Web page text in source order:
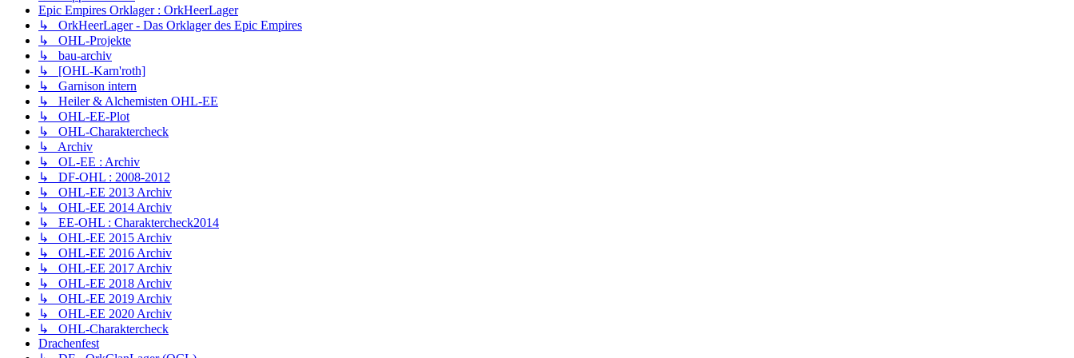
Epic Empires Orklager : OrkHeerLager
↳ OrkHeerLager - Das Orklager des Epic Empires
↳ OHL-Projekte
↳ bau-archiv
↳ [OHL-Karn'roth]
↳ Garnison intern
↳ Heiler & Alchemisten OHL-EE
↳ OHL-EE-Plot
↳ OHL-Charaktercheck
↳ Archiv
↳ OL-EE : Archiv
↳ DF-OHL : 2008-2012
↳ OHL-EE 2013 Archiv
↳ OHL-EE 2014 Archiv
↳ EE-OHL : Charaktercheck2014
↳ OHL-EE 2015 Archiv
↳ OHL-EE 2016 Archiv
↳ OHL-EE 2017 Archiv
↳ OHL-EE 2018 Archiv
↳ OHL-EE 2019 Archiv
↳ OHL-EE 2020 Archiv
↳ OHL-Charaktercheck
Drachenfest